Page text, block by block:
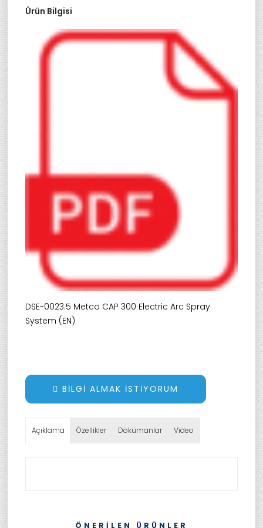
Ürün Bilgisi
DSE-0023.5 Metco CAP 300 Electric Arc Spray
System (EN)
BILGI ALMAK İSTIYORUM
Açıklama Özellikler Dökümanlar Video
ÖNERILEN ÜRÜNLER